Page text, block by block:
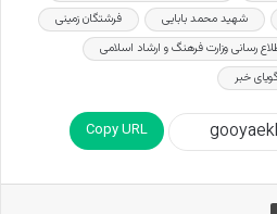
شهید محمد بابایی
فرشتگان زمینی
رسانی وزارت فرهنگ و ارشاد اسلامی
گویای خبر
Copy URL
چاپ